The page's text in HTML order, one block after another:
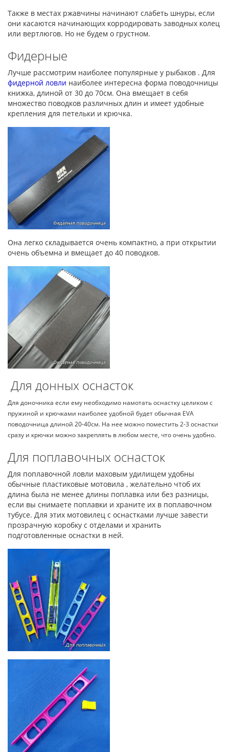
Также в местах ржавчины начинают слабеть шнуры, если
они касаются начинающих корродировать заводных колец
или вертлюгов. Но не будем о грустном.
Фидерные
Лучше рассмотрим наиболее популярные у рыбаков . Для
фидерной ловли наиболее интересна форма поводочницы
книжка, длиной от 30 до 70см. Она вмещает в себя
множество поводков различных длин и имеет удобные
крепления для петельки и крючка.
Она легко складывается очень компактно, а при открытии
очень объемна и вмещает до 40 поводков.
Для донных оснасток
Для доночника если ему необходимо намотать оснастку целиком с
пружиной и крючками наиболее удобной будет обычная EVA
поводочница длиной 20-40см. На нее можно поместить 2-3 оснастки
сразу и крючки можно закреплять в любом месте, что очень удобно.
Для поплавочных оснасток
Для поплавочной ловли маховым удилищем удобны
обычные пластиковые мотовила , желательно чтоб их
длина была не менее длины поплавка или без разницы,
если вы снимаете поплавки и храните их в поплавочном
тубусе. Для этих мотовилец с оснастками лучше завести
прозрачную коробку с отделами и хранить
подготовленные оснастки в ней.